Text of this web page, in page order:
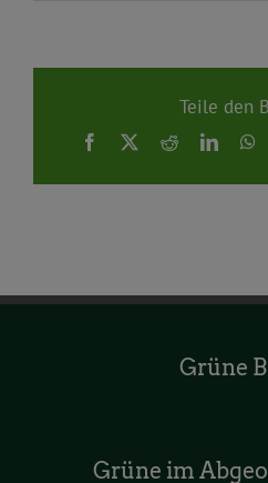
Teile den
Facebook
X Reddit
Grüne
Grüne im